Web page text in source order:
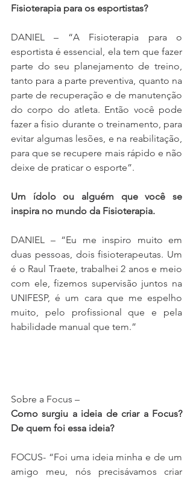
Fisioterapia para os esportistas?
DANIEL – “A Fisioterapia para o
esportista é essencial, ela tem que fazer
parte do seu planejamento de treino,
tanto para a parte preventiva, quanto na
parte de recuperação e de manutenção
do corpo do atleta. Então você pode
fazer a fisio durante o treinamento, para
evitar algumas lesões, e na reabilitação,
para que se recupere mais rápido e não
deixe de praticar o esporte”.
Um ídolo ou alguém que você se
inspira no mundo da Fisioterapia.
DANIEL – “Eu me inspiro muito em
duas pessoas, dois fisioterapeutas. Um
é o Raul Traete, trabalhei 2 anos e meio
com ele, fizemos supervisão juntos na
UNIFESP, é um cara que me espelho
muito, pelo profissional que e pela
habilidade manual que tem.”
Sobre a Focus –
Como surgiu a ideia de criar a Focus?
De quem foi essa ideia?
FOCUS- “Foi uma ideia minha e de um
amigo meu, nós precisávamos criar